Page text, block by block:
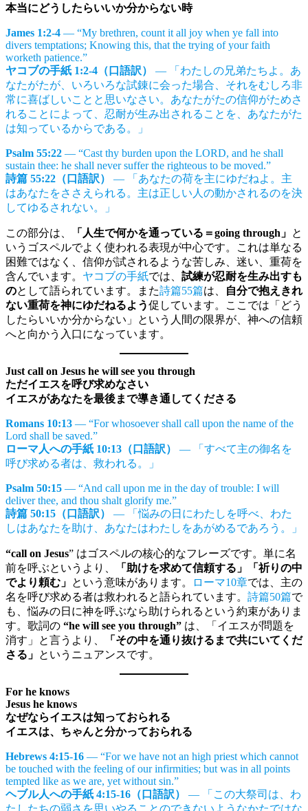
本当にどうしたらいいか分からない時
James 1:2-4 — “My brethren, count it all joy when ye fall into
divers temptations; Knowing this, that the trying of your faith
worketh patience.”
ヤコブの手紙 1:2-4（口語訳）
— 「わたしの兄弟たちよ。あ
なたがたが、いろいろな試錬に会った場合、それをむしろ非
常に喜ばしいことと思いなさい。あなたがたの信仰がためさ
れることによって、忍耐が生み出されることを、あなたがた
は知っているからである。」
Psalm 55:22 — “Cast thy burden upon the LORD, and he shall
sustain thee: he shall never suffer the righteous to be moved.”
詩篇 55:22（口語訳）
— 「あなたの荷を主にゆだねよ。主
はあなたをささえられる。主は正しい人の動かされるのを決
してゆるされない。」
この部分は、 「人生で何かを通っている＝going through」 と
いうゴスペルでよく使われる表現が中心です。これは単なる
困難ではなく、信仰が試されるような苦しみ、迷い、重荷を
含んでいます。 ヤコブの手紙では、 試練が忍耐を生み出すも
のとして語られています。また詩篇55篇は、
自分で抱えきれ
ない重荷を神にゆだねるよう促しています。ここでは「どう
したらいいか分からない」という人間の限界が、神への信頼
へと向かう入口になっています。
Just call on Jesus he will see you through
ただイエスを呼び求めなさい
イエスがあなたを最後まで導き通してくださる
Romans 10:13 — “For whosoever shall call upon the name of the
Lord shall be saved.”
ローマ人への手紙 10:13（口語訳）
— 「すべて主の御名を
呼び求める者は、救われる。」
Psalm 50:15 — “And call upon me in the day of trouble: I will
deliver thee, and thou shalt glorify me.”
詩篇 50:15（口語訳）
— 「悩みの日にわたしを呼べ、わた
しはあなたを助け、あなたはわたしをあがめるであろう。」
“call on Jesus” はゴスペルの核心的なフレーズです。単に名
前を呼ぶというより、
「助けを求めて信頼する」「祈りの中
でより頼む」 という意味があります。 ローマ10章では、主の
名を呼び求める者は救われると語られています。 詩篇50篇で
も、悩みの日に神を呼ぶなら助けられるという約束がありま
す。歌詞の “he will see you through” は、「イエスが問題を
消す」と言うより、
「その中を通り抜けるまで共にいてくだ
さる」 というニュアンスです。
For he knows
Jesus he knows
なぜならイエスは知っておられる
イエスは、ちゃんと分かっておられる
Hebrews 4:15-16 — “For we have not an high priest which cannot
be touched with the feeling of our infirmities; but was in all points
tempted like as we are, yet without sin.”
ヘブル人への手紙 4:15-16（口語訳）
— 「この大祭司は、わ
たしたちの弱さを思いやることのできないようなかたではな